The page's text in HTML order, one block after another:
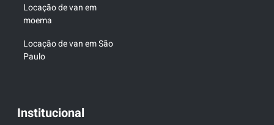
Locação de van em
moema
Locação de van em São
Paulo
Institucional